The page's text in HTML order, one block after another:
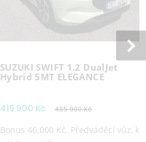
SUZUKI SWIFT 1.2 DualJet
Hybrid 5MT ELEGANCE
419 900 Kč 465 900 Kč
Bonus 46.000 Kč. Předváděcí vůz, k